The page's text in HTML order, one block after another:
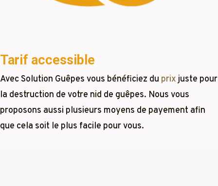
Tarif accessible
Avec Solution Guêpes vous bénéficiez du prix juste pour
la destruction de votre nid de guêpes. Nous vous
proposons aussi plusieurs moyens de payement afin
que cela soit le plus facile pour vous.